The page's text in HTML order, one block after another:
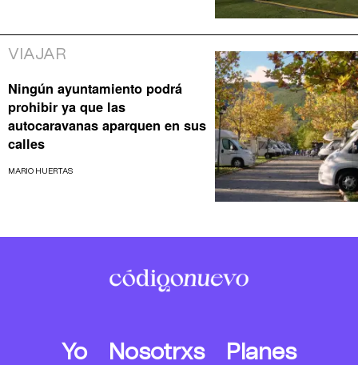
VIAJAR
Ningún ayuntamiento podrá
prohibir ya que las
autocaravanas aparquen en sus
calles
MARIO HUERTAS
Yo Nosotrxs
Planes